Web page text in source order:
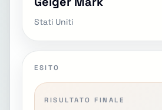
Stati Uniti
ESITO
RISULTATO FINALE